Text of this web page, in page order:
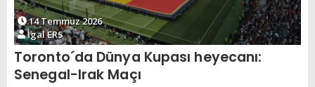
14 Temmuz 2026
İgal ERS
Toronto´da Dünya Kupası heyecanı:
Senegal-Irak Maçı